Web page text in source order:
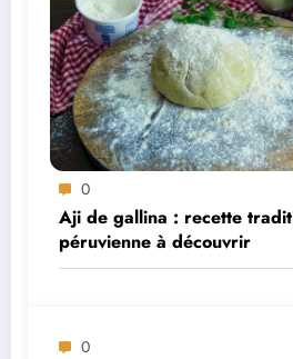
0
Aji de gallina : recette
péruvienne à découvrir
0